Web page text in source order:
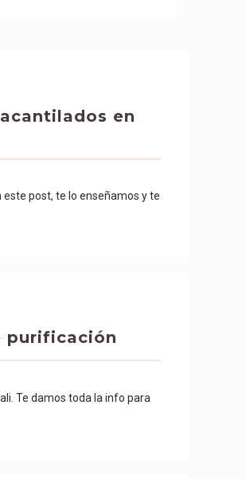
en
este post, te lo enseñamos y te
purificación
Te damos toda la info para